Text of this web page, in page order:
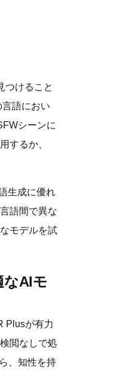
つけること
語におい
シーンに
するか、
生成に優れ
語間で異な
モデルを試
なAIモ
Plusが有力
閲なしで処
、知性を持